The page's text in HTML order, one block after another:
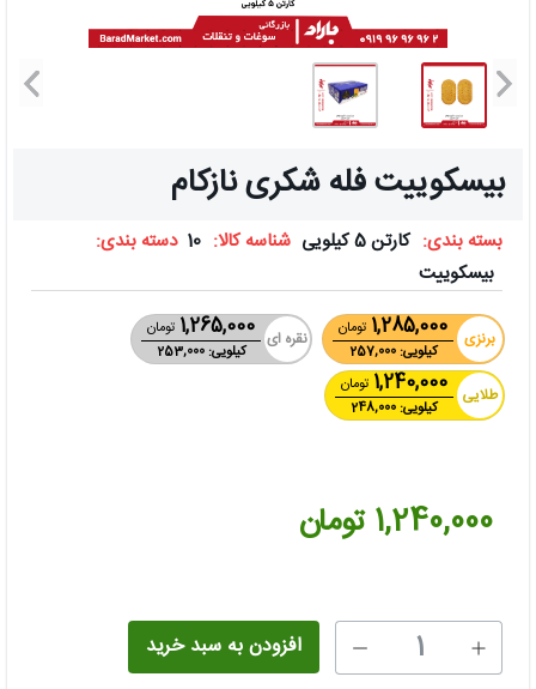
بیسکوییت فله شکری نازکام
بسته بندی: کارتن 5 کیلویی شناسه کالا: 10 دسته بندی:
بیسکوییت
برنزی 1,285,000 تومان
کیلویی: 257,000
نقره ای 1,265,000 تومان
کیلویی: 253,000
طلایی 1,240,000 تومان
کیلویی: 248,000
1,240,000 تومان
1 افزودن به سبد خرید